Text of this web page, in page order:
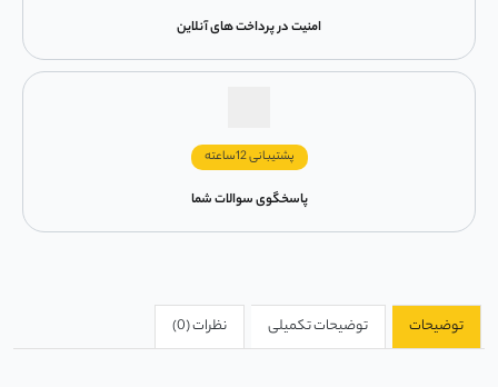
امنیت در پرداخت های آنلاین
پشتیبانی 12ساعته
پاسخگوی سوالات شما
توضیحات توضیحات تکمیلی نظرات (0)